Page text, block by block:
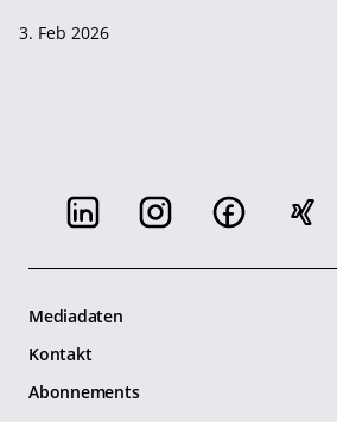
3. Feb 2026
Mediadaten
Kontakt
Abonnements